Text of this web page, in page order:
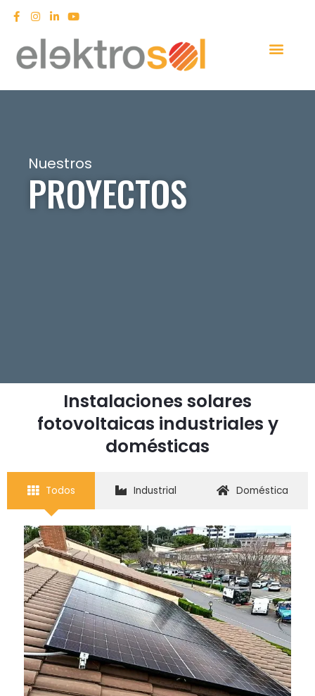
Nuestros
PROYECTOS
Instalaciones solares
fotovoltaicas industriales y
domésticas
Todos Industrial Doméstica